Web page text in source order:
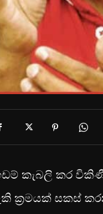
ඉඩම් කැබලි කර
ක්‍රමයක් සකස්